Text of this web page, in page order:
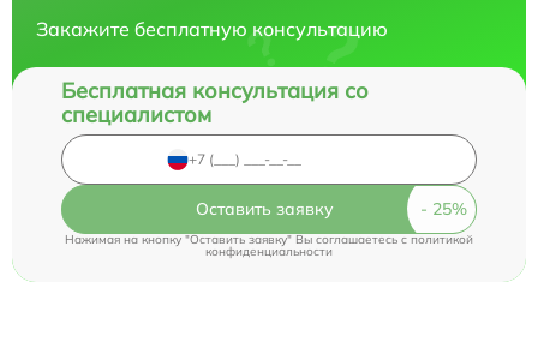
Закажите бесплатную консультацию
Бесплатная консультация со
специалистом
Оставить заявку
Нажимая на кнопку "Оставить заявку" Вы соглашаетесь cполитикой
конфиденциальности